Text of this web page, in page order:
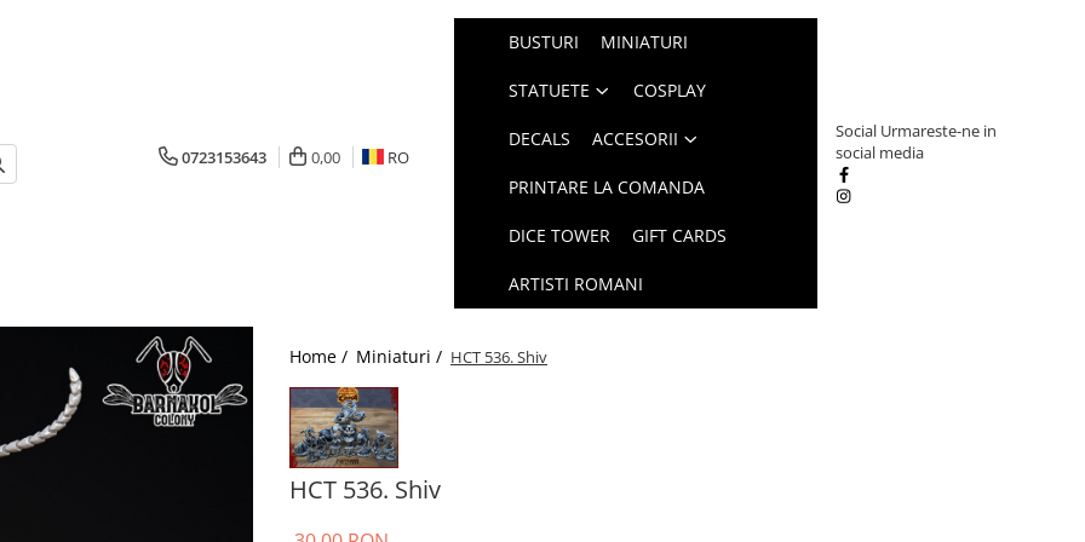
0723153643 0,00 RO
BUSTURI MINIATURI
STATUETE COSPLAY
DECALS ACCESORII
PRINTARE LA COMANDA
DICE TOWER GIFT CARDS
ARTISTI ROMANI
Social Urmareste-ne in
social media
Home / Miniaturi / HCT 536. Shiv
HCT 536. Shiv